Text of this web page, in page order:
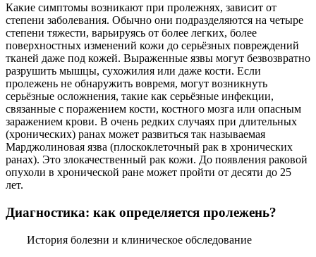
Какие симптомы возникают при пролежнях, зависит от
степени заболевания. Обычно они подразделяются на четыре
степени тяжести, варьируясь от более легких, более
поверхностных изменений кожи до серьёзных повреждений
тканей даже под кожей. Выраженные язвы могут безвозвратно
разрушить мышцы, сухожилия или даже кости. Если
пролежень не обнаружить вовремя, могут возникнуть
серьёзные осложнения, такие как серьёзные инфекции,
связанные с поражением кости, костного мозга или опасным
заражением крови. В очень редких случаях при длительных
(хронических) ранах может развиться так называемая
Марджолиновая язва (плоскоклеточный рак в хронических
ранах). Это злокачественный рак кожи. До появления раковой
опухоли в хронической ране может пройти от десяти до 25
лет.
Диагностика: как определяется пролежень?
История болезни и клиническое обследование